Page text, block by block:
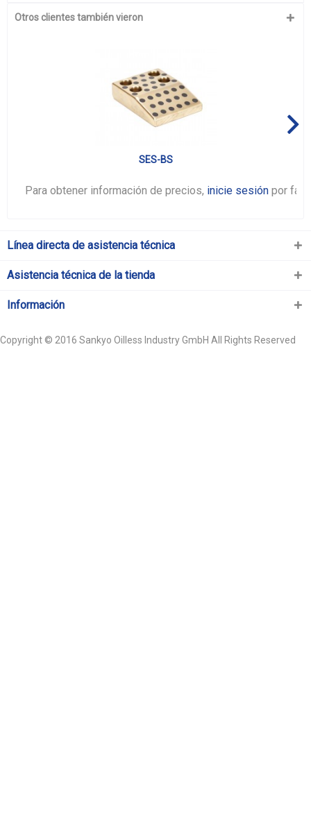
Otros clientes también vieron
SES-BS
Para obtener información de precios, inicie sesión por
Línea directa de asistencia técnica
Asistencia técnica de la tienda
Información
Copyright © 2016 Sankyo Oilless Industry GmbH All Rights Reserved